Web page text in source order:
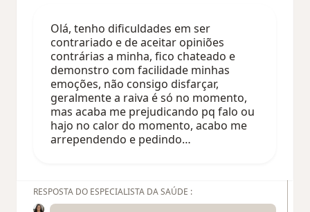
Olá, tenho dificuldades em ser
contrariado e de aceitar opiniões
contrárias a minha, fico chateado e
demonstro com facilidade minhas
emoções, não consigo disfarçar,
geralmente a raiva é só no momento,
mas acaba me prejudicando pq falo ou
hajo no calor do momento, acabo me
arrependendo e pedindo…
RESPOSTA DO ESPECIALISTA DA SAÚDE :